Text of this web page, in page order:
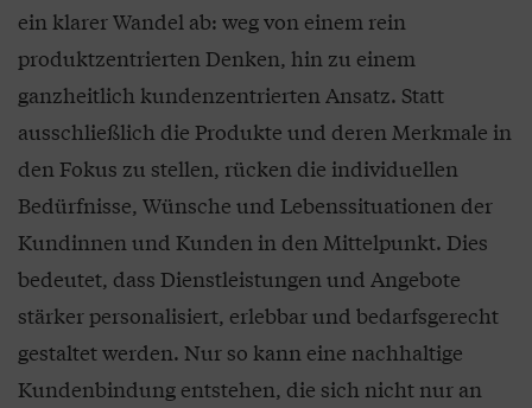
ein klarer Wandel ab: weg von einem rein
produktzentrierten Denken, hin zu einem
ganzheitlich kundenzentrierten Ansatz. Statt
ausschließlich die Produkte und deren Merkmale in
den Fokus zu stellen, rücken die individuellen
Bedürfnisse, Wünsche und Lebenssituationen der
Kundinnen und Kunden in den Mittelpunkt. Dies
bedeutet, dass Dienstleistungen und Angebote
stärker personalisiert, erlebbar und bedarfsgerecht
gestaltet werden. Nur so kann eine nachhaltige
Kundenbindung entstehen, die sich nicht nur an